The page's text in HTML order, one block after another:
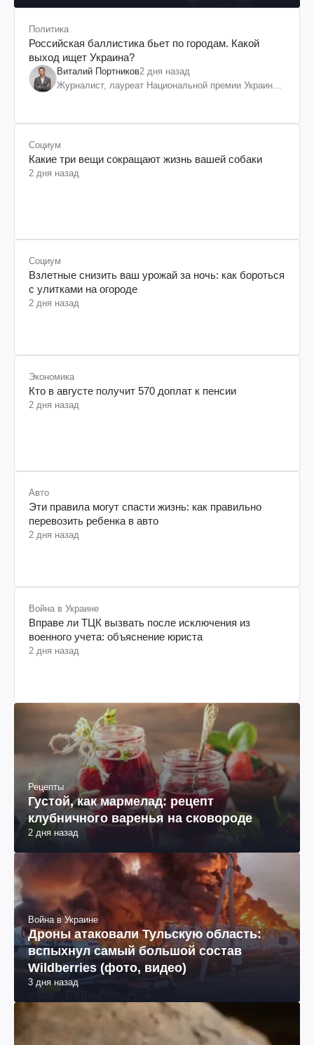
Политика
Российская баллистика бьет по городам. Какой
выход ищет Украина?
Виталий Портников2 дня назад
Журналист, лауреат Национальной премии Украины
Социум
Какие три вещи сокращают жизнь вашей собаки
2 дня назад
Социум
Взлетные снизить ваш урожай за ночь: как бороться
с улитками на огороде
2 дня назад
Экономика
Кто в августе получит 570 доплат к пенсии
2 дня назад
Авто
Эти правила могут спасти жизнь: как правильно
перевозить ребенка в авто
2 дня назад
Война в Украине
Вправе ли ТЦК вызвать после исключения из
военного учета: объяснение юриста
2 дня назад
Рецепты
Густой, как мармелад: рецепт
клубничного варенья на сковороде
2 дня назад
Война в Украине
Дроны атаковали Тульскую область:
вспыхнул самый большой состав
Wildberries (фото, видео)
3 дня назад